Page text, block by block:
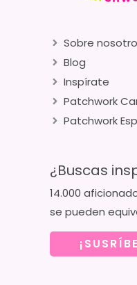
Sobre
Blog
Inspírate
Patchwork
Patchwork
¿Buscas
14.000
se pueden